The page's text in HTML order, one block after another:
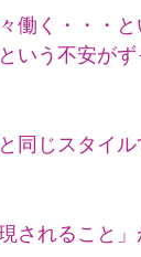
働く・・・
いう不安が
同じスタイ
されること